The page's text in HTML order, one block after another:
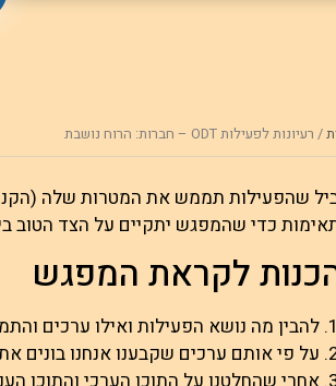
/ רעיונות לפעילות ODT – חברות: הרוח נושבת
שהפעילות תממש את המטרות שלה
כדי שהמפגש יתקיים על הצד הטוב
לקראת המפגש
להבין מה נושא הפעילות ואילו ערכים
על פי אותם ערכים שקבענו אנחנו בונים